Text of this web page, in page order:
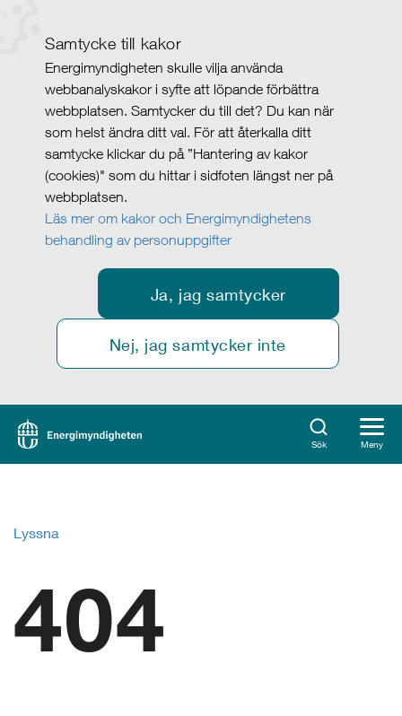
Samtycke till kakor
Energimyndigheten skulle vilja använda
webbanalyskakor i syfte att löpande förbättra
webbplatsen. Samtycker du till det? Du kan när
som helst ändra ditt val. För att återkalla ditt
samtycke klickar du på ”Hantering av kakor
(cookies)" som du hittar i sidfoten längst ner på
webbplatsen.
Läs mer om kakor och Energimyndighetens
behandling av personuppgifter
Ja, jag samtycker
Nej, jag samtycker inte
Sök Meny
Lyssna
404